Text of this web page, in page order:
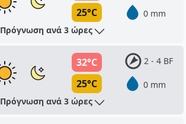
25°C
0 mm
Πρόγνωση ανά 3 ώρες
32°C
25°C
2 - 4 BF
0 mm
Πρόγνωση ανά 3 ώρες